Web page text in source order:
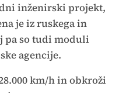
inženirski projekt,
je iz ruskega in
pa so tudi moduli
agencije.
km/h in obkroži